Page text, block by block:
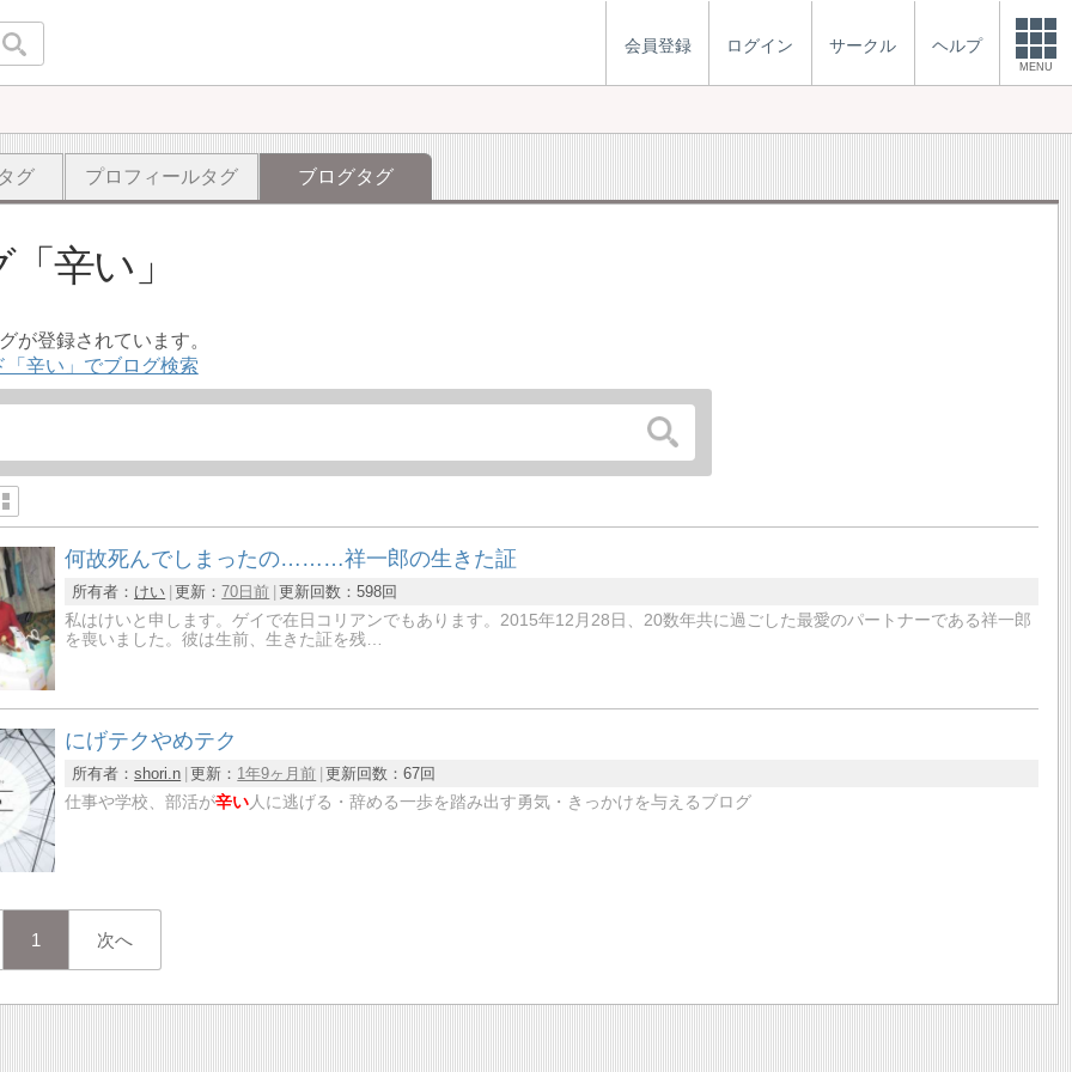
会員登録 ログイン サークル ヘルプ
MENU
グ プロフィールタグ ブログタグ
辛い
が登録されています。
「辛い」でブログ検索
何故死んでしまったの………祥一郎の生きた証
所有者： けい 更新：70日前 更新回数：598回
私はけいと申します。ゲイで在日コリアンでもあります。2015年12月28日、20数年共に過ごした最愛のパートナーである祥一郎
を喪いました。彼は生前、生きた証を残…
にげテクやめテク
所有者：shori.n 更新： 1年9ヶ月前 更新回数：67回
仕事や学校、部活が辛い人に逃げる・辞める一歩を踏み出す勇気・きっかけを与えるブログ
1 次へ